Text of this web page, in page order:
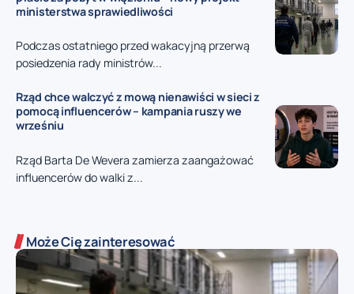
ministerstwa sprawiedliwości
Podczas ostatniego przed wakacyjną przerwą
posiedzenia rady ministrów...
Rząd chce walczyć z mową nienawiści w sieci z
pomocą influencerów – kampania ruszy we
wrześniu
Rząd Barta De Wevera zamierza zaangażować
influencerów do walki z...
Może Cię zainteresować